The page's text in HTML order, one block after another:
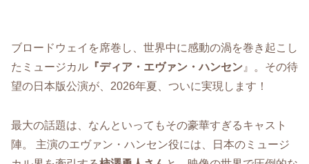
ブロードウェイを席巻し、世界中に感動の渦を巻き起こし
たミュージカル 『ディア・エヴァン・ハンセン 』。その待
望の日本版公演が、2026年夏、ついに実現します！
最大の話題は、なんといってもその豪華すぎるキャスト
陣。 主演のエヴァン・ハンセン役には、日本のミュージ